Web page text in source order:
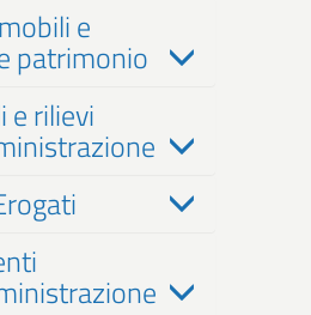
e
patrimonio
e rilievi